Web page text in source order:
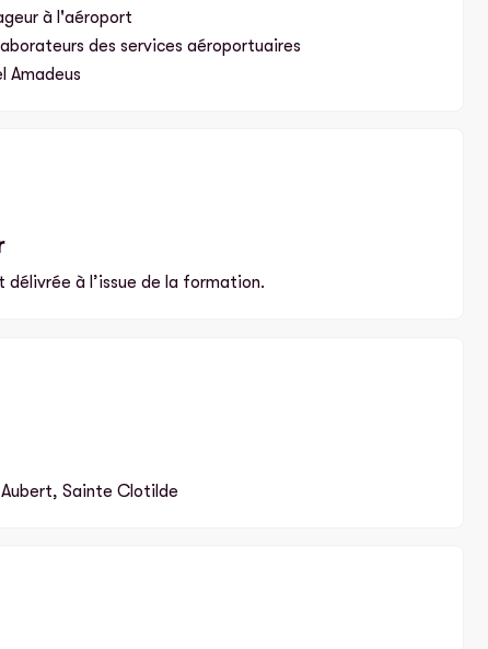
à l'aéroport
des services aéroportuaires
Amadeus
à l’issue de la formation.
Aubert, Sainte Clotilde